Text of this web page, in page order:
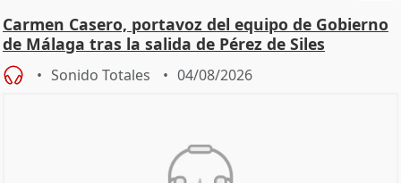
Carmen Casero, portavoz del equipo de Gobierno
de Málaga tras la salida de Pérez de Siles
Sonido Totales 04/08/2026